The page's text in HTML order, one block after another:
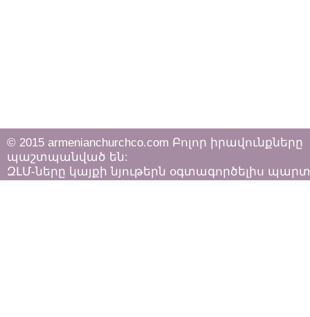
© 2015 armenianchurchco.com Բոլոր իրավունքները
պաշտպանված են:
ԶԼՄ-ները կայքի նյութերն օգտագործելիս